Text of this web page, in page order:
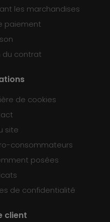
les marchandises
paiement
du contrat
de cookies
site
consommateurs
posées
de confidentialité
client